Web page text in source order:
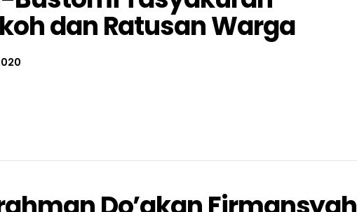
dan Ratusan Warga